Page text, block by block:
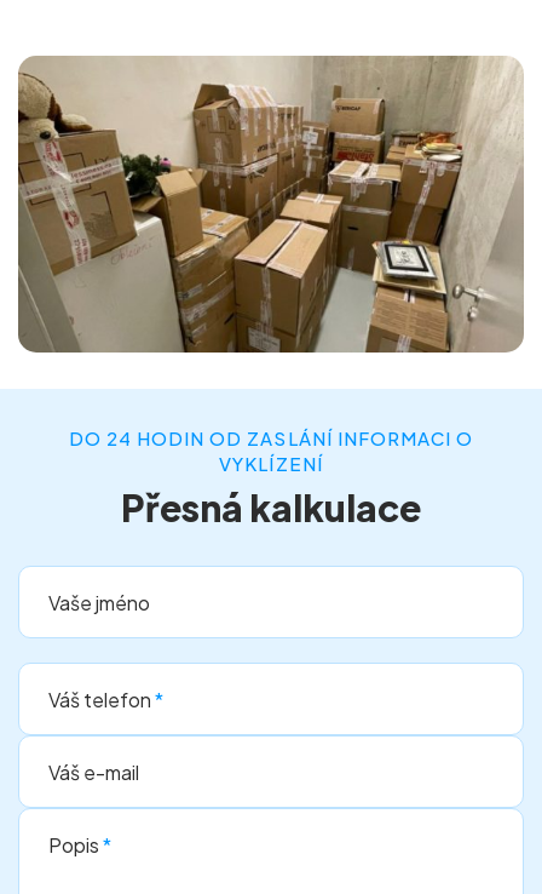
DO 24 HODIN OD ZASLÁNÍ INFORMACI O
VYKLÍZENÍ
Přesná kalkulace
Vaše jméno
Váš telefon*
Váš e-mail
Popis*